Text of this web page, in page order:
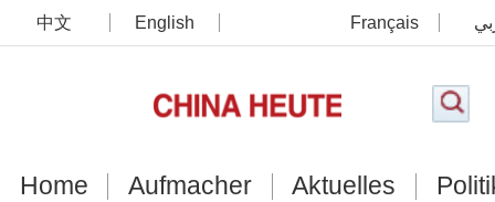
中文 English Français
Home Aufmacher Aktuelles